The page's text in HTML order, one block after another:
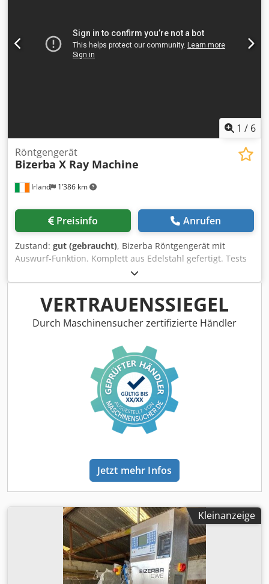
Cedpoumlhwjfx Aglsrf Die Maschine ist für eine Vielzahl
von Produkten geeignet, darunter Fleisch, Käse, Backwaren
und andere Lebensmittel, und lässt sich somit an
1 / 6
Irland 1’386 km
Röntgengerät
Bizerba X Ray Machine
Preisinfo Anrufen
Zustand: gut (gebraucht), Bizerba Röntgengerät mit
Auswurf-Funktion. Komplett aus Edelstahl gefertigt. Tests
wurden mit zertifizierten Prüfkörpern (NE-Metalle,
Edelstahl, Eisenmetalle) durchgeführt. Die Anlage ist
optional mit einem Gamma-Monitor Red Eye G20-10
erhältlich. Im täglichen Einsatz. Cjdpfx Ajyivgqsgljrf
VERTRAUENSSIEGEL
Durch Maschinensucher zertifizierte Händler
Jetzt mehr Infos
Kleinanzeige